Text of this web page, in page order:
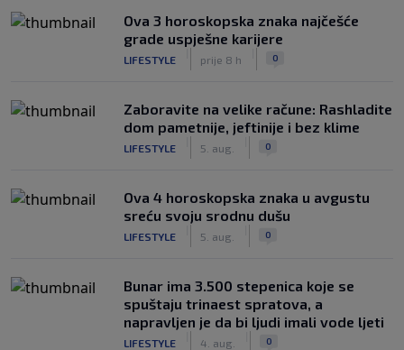
Ova 3 horoskopska znaka najčešće
grade uspješne karijere
LIFESTYLE prije 8 h 0
Zaboravite na velike račune: Rashladite
dom pametnije, jeftinije i bez klime
LIFESTYLE 5. aug. 0
Ova 4 horoskopska znaka u avgustu
sreću svoju srodnu dušu
LIFESTYLE 5. aug. 0
Bunar imа 3.500 stepenica koje se
spuštaju trinaest spratova, a
napravljen je da bi ljudi imali vode ljeti
LIFESTYLE 4. aug. 0